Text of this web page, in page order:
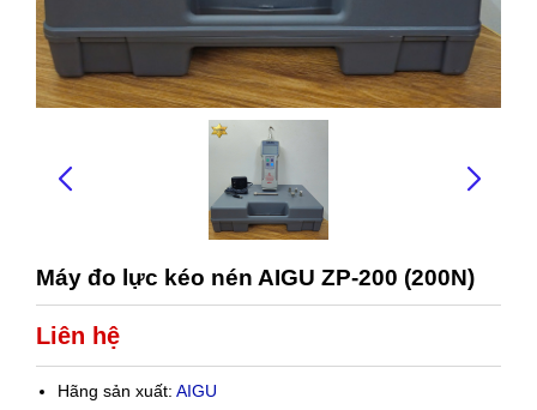
Máy đo lực kéo nén AIGU ZP-200 (200N)
Liên hệ
Hãng sản xuất: AIGU